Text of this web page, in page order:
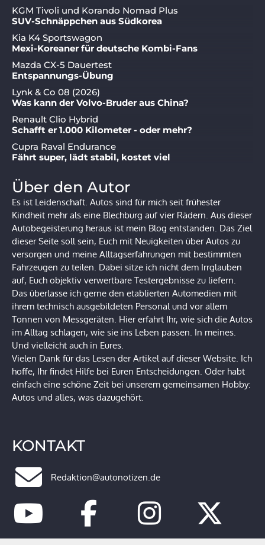
KGM Tivoli und Korando Nomad Plus
SUV-Schnäppchen aus Südkorea
Kia K4 Sportswagon
Mexi-Koreaner für deutsche Kombi-Fans
Mazda CX-5 Dauertest
Entspannungs-Übung
Lynk & Co 08 (2026)
Was kann der Volvo-Bruder aus China?
Renault Clio Hybrid
Schafft er 1.000 Kilometer - oder mehr?
Cupra Raval Endurance
Fährt super, lädt stabil, kostet viel
Über den Autor
Es ist Leidenschaft. Autos sind für mich seit frühester
Kindheit mehr als eine Blechburg auf vier Rädern. Aus dieser
Autobegeisterung heraus ist mein Blog entstanden. Das Ziel
dieser Seite soll sein, Euch mit Neuigkeiten über Autos zu
versorgen und meine Alltagserfahrungen mit bestimmten
Fahrzeugen zu teilen. Dabei sitze ich nicht dem Irrglauben
auf, Euch objektiv verwertbare Testergebnisse zu liefern.
Das überlasse ich gerne den etablierten Automedien mit
ihrem technisch ausgebildeten Personal und vor allem
Tonnen von Messgeräten. Hier erfahrt Ihr, wie sich die Autos
im Alltag schlagen, wie sie ins Leben passen. In meines.
Und vielleicht auch in Eures.
Vielen Dank für das Lesen der Artikel auf dieser Website. Ich
hoffe, Ihr findet Hilfe bei Euren Entscheidungen. Oder habt
einfach eine schöne Zeit bei unserem gemeinsamen Hobby:
Autos und alles, was dazugehört.
KONTAKT
Redaktion@autonotizen.de